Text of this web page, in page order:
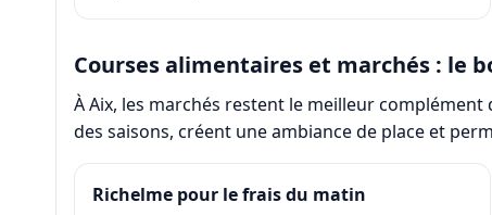
Courses alimentaires et marchés : le
À Aix, les marchés restent le meilleur
des saisons, créent une ambiance de place et
Richelme pour le frais du matin